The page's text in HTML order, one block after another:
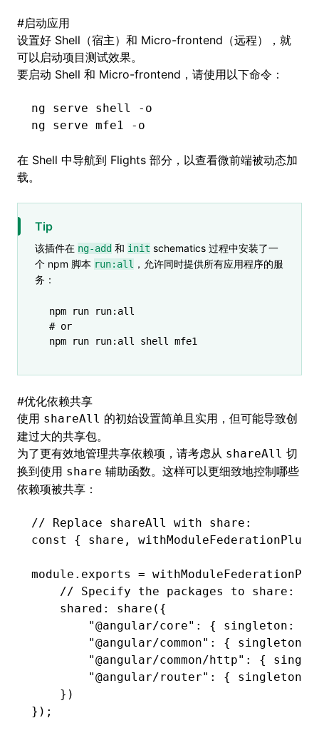
#启动应用
设置好 Shell（宿主）和 Micro-frontend（远程），就
可以启动项目测试效果。
要启动 Shell 和 Micro-frontend，请使用以下命令：
ng serve shell
-o
ng serve mfe1 -o
在 Shell 中导航到 Flights 部分，以查看微前端被动态加
载。
Tip
该插件在 ng-add 和 init schematics 过程中安装了一
个 npm 脚本 run:all ，允许同时提供所有应用程序的服
务：
npm run run:all
# or
npm run run:all shell mfe1
#优化依赖共享
使用 shareAll 的初始设置简单且实用，但可能导致创
建过大的共享包。
为了更有效地管理共享依赖项，请考虑从 shareAll 切
换到使用 share 辅助函数。这样可以更细致地控制哪些
依赖项被共享：
// Replace shareAll with share:
const
{ share ,
module . exports =
    // Specify the packages to share:
    shared
: share ({
        "@angular/core"
: { singleton :
        "@angular/common"
: { singleton
        "@angular/common/http"
:
{
        "@angular/router"
: { singleton
    })
});